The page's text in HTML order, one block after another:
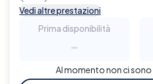
Vedi altre prestazioni
Prima disponibilità
-
Al momento non ci